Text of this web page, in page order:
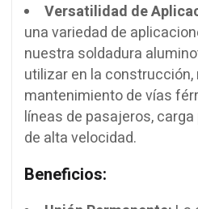
Versatilidad de
una variedad de
nuestra soldadura
utilizar en la construcción,
mantenimiento de vías
líneas de pasajeros,
de alta velocidad.
Beneficios: